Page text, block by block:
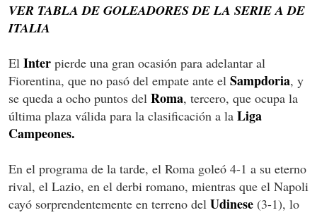
VER TABLA DE GOLEADORES DE LA SERIE A DE
ITALIA
El Inter pierde una gran ocasión para adelantar al
Fiorentina, que no pasó del empate ante el Sampdoria, y
se queda a ocho puntos del Roma, tercero, que ocupa la
última plaza válida para la clasificación a la Liga
Campeones.
En el programa de la tarde, el Roma goleó 4-1 a su eterno
rival, el Lazio, en el derbi romano, mientras que el Napoli
cayó sorprendentemente en terreno del Udinese (3-1), lo